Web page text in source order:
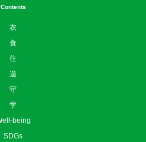
Contents
衣
食
住
遊
守
学
being
SDGs